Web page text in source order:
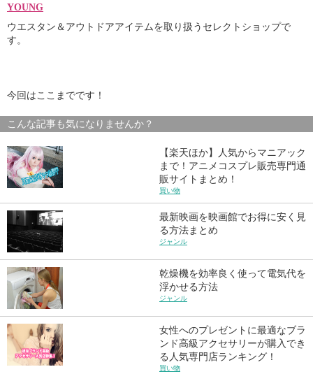
YOUNG
ウエスタン＆アウトドアアイテムを取り扱うセレクトショップで
す。
今回はここまでです！
こんな記事も気になりませんか？
【楽天ほか】人気からマニアック
まで！アニメコスプレ販売専門通
販サイトまとめ！
買い物
最新映画を映画館でお得に安く見
る方法まとめ
ジャンル
乾燥機を効率良く使って電気代を
浮かせる方法
ジャンル
女性へのプレゼントに最適なブラ
ンド高級アクセサリーが購入でき
る人気専門店ランキング！
買い物